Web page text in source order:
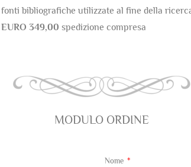
fonti bibliografiche utilizzate al fine della
EURO 349,00 spedizione compresa
MODULO ORDINE
Nome